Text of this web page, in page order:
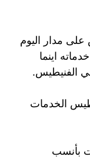
مدار اليوم
اينما
الفنيطيس.
الخدمات
بأنسب